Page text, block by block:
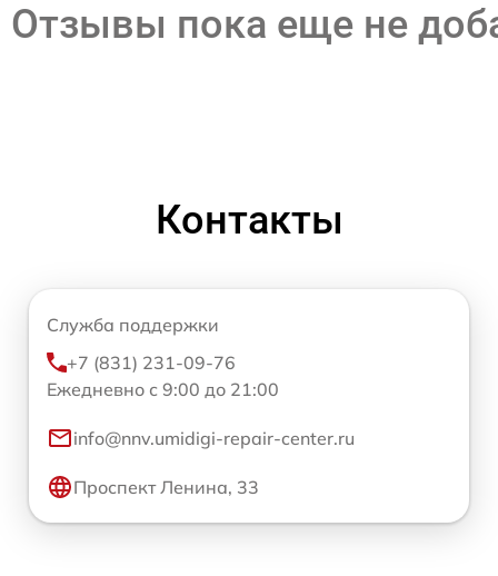
Отзывы пока еще не
Контакты
Служба поддержки
+7 (831) 231-09-76
Ежедневно с 9:00 до 21:00
info@nnv.umidigi-repair-center.ru
Проспект Ленина, 33